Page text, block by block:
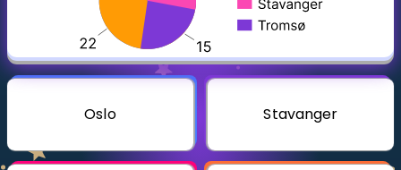
Gangetabellen
Junior Matte
Bestill privatundervisning
Oslo Stavanger